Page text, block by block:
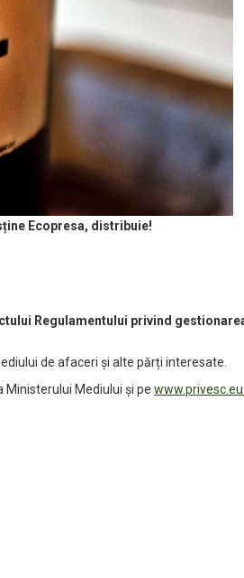
Ecopresa, distribuie!
Regulamentului privind
de afaceri și alte părți interesate.
Mediului și pe www.privesc.eu.